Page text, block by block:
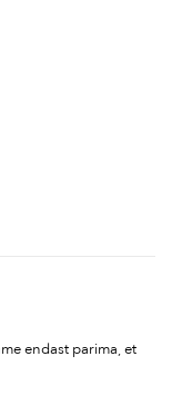
endast parima, et